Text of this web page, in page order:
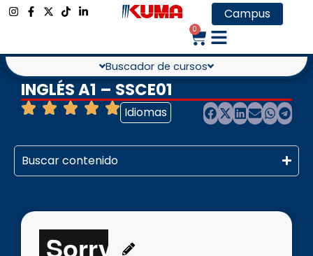
Campus
0
Buscador de cursos
INGLÉS A1 – SSCE01
Idiomas
Buscar contenido